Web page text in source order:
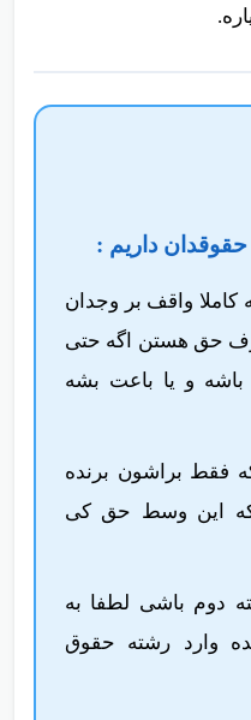
مقطع کارشناسی کسب
واقف بر وجدان
حق هستن اگه حتی
و یا باعت بشه
فقط براشون برنده
این وسط حق کی
دوم باشی لطفا به
وارد رشته حقوق